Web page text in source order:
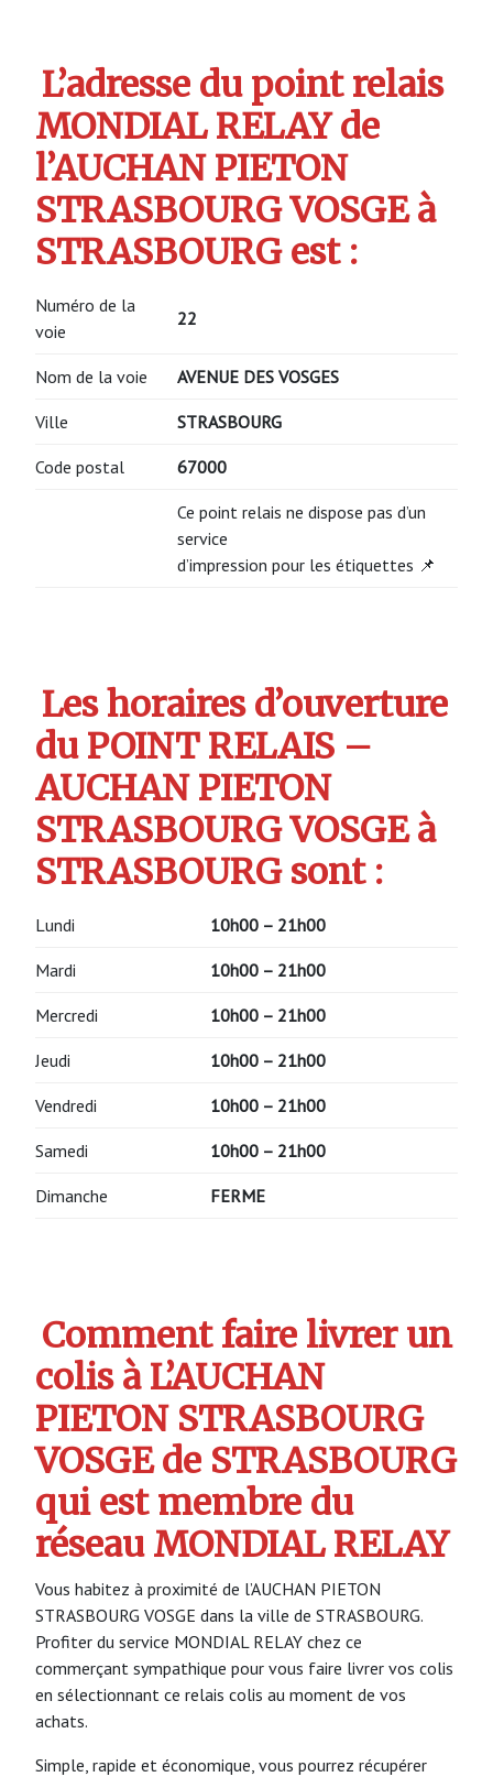
L’adresse du point relais
MONDIAL RELAY de
l’AUCHAN PIETON
STRASBOURG VOSGE à
STRASBOURG est :
Numéro de la
voie
22
Nom de la voie AVENUE DES VOSGES
Ville STRASBOURG
Code postal 67000
Ce point relais ne dispose pas d’un
service
d’impression pour les étiquettes 📌
Les horaires d’ouverture
du POINT RELAIS –
AUCHAN PIETON
STRASBOURG VOSGE à
STRASBOURG sont :
Lundi 10h00 – 21h00
Mardi 10h00 – 21h00
Mercredi 10h00 – 21h00
Jeudi 10h00 – 21h00
Vendredi 10h00 – 21h00
Samedi 10h00 – 21h00
Dimanche FERME
Comment faire livrer un
colis à L’AUCHAN
PIETON STRASBOURG
VOSGE de STRASBOURG
qui est membre du
réseau MONDIAL RELAY
Vous habitez à proximité de l’AUCHAN PIETON
STRASBOURG VOSGE dans la ville de STRASBOURG.
Profiter du service MONDIAL RELAY chez ce
commerçant sympathique pour vous faire livrer vos colis
en sélectionnant ce relais colis au moment de vos
achats.
Simple, rapide et économique, vous pourrez récupérer